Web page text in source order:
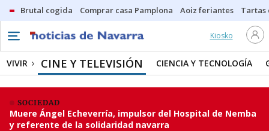
Brutal cogida Comprar casa Pamplona Aoiz feriantes Tartas
Kiosko
VIVIR CINE Y TELEVISIÓN CIENCIA Y TECNOLOGÍA
SOCIEDAD
Muere Ángel Echeverría, impulsor del Hospital de Nemba
y referente de la solidaridad navarra